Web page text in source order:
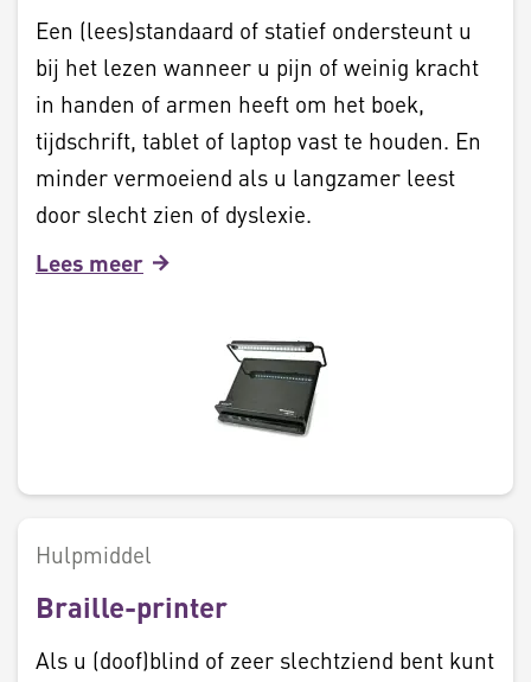
Een (lees)standaard of statief ondersteunt u
bij het lezen wanneer u pijn of weinig kracht
in handen of armen heeft om het boek,
tijdschrift, tablet of laptop vast te houden. En
minder vermoeiend als u langzamer leest
door slecht zien of dyslexie.
Lees meer
Hulpmiddel
Braille-printer
Als u (doof)blind of zeer slechtziend bent kunt